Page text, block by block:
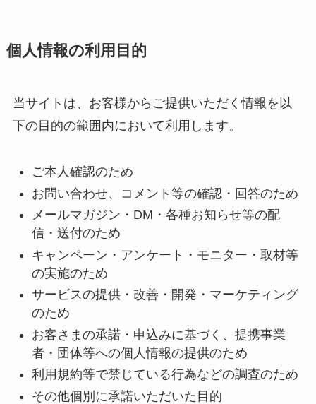
個人情報の利用目的
当サイトは、お客様からご提供いただく情報を以
下の目的の範囲内において利用します。
ご本人確認のため
お問い合わせ、コメント等の確認・回答のため
メールマガジン・DM・各種お知らせ等の配
信・送付のため
キャンペーン・アンケート・モニター・取材等
の実施のため
サービスの提供・改善・開発・マーケティング
のため
お客さまの承諾・申込みに基づく、提携事業
者・団体等への個人情報の提供のため
利用規約等で禁じている行為などの調査のため
その他個別に承諾いただいた目的